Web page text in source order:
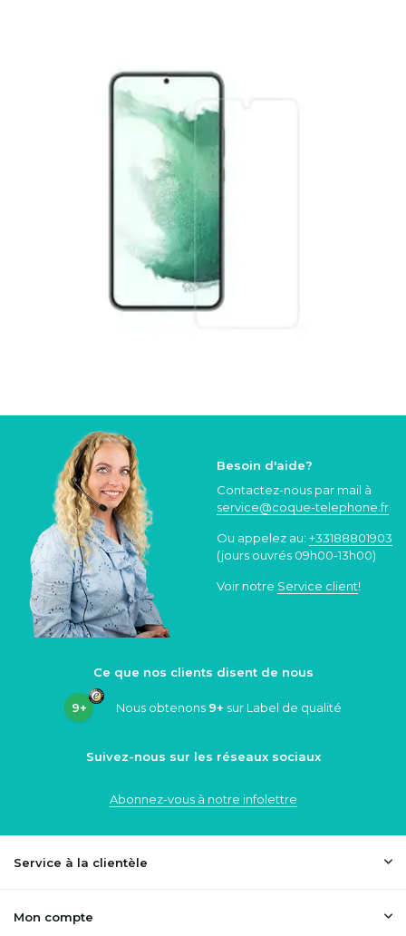
Besoin d'aide?
Contactez-nous par mail à
service@coque-telephone.fr
Ou appelez au: +33188801903
(jours ouvrés 09h00-13h00)
Voir notre Service client!
Ce que nos clients disent de nous
9+ Nous obtenons 9+ sur Label de qualité
Suivez-nous sur les réseaux sociaux
Abonnez-vous à notre infolettre
Service à la clientèle
Mon compte